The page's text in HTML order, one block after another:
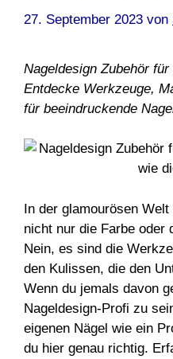
27. September 2023 von
Nageldesign Zubehör
Entdecke Werkzeuge,
für beeindruckende
In der glamourösen
nicht nur die Farbe oder
Nein, es sind die
den Kulissen, die den
Wenn du jemals davon
Nageldesign-Profi zu
eigenen Nägel wie ein
du hier genau richtig.